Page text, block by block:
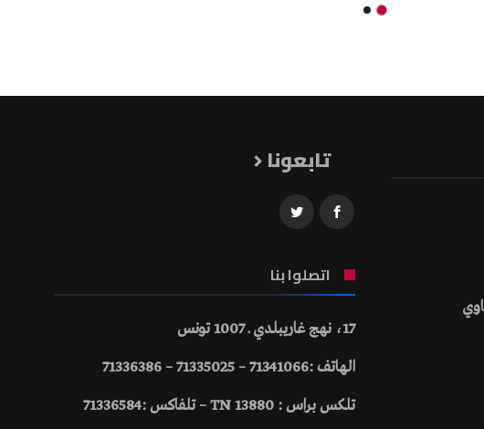
تابعونا
اتصلوا بنا
17، نهج غاريبلدي ـ 1007 تونس
الهاتف :71341066 – 71335025 – 71336386
تلكس براس : 13880 TN – تلفاكس :71336584